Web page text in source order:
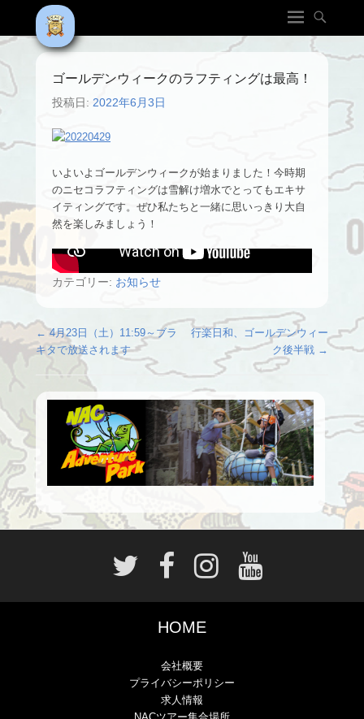
ゴールデンウィークのラフティングは最高！
投稿日: 2022年6月3日
いよいよゴールデンウィークが始まりました！今時期
のニセコラフティングは雪解け増水でとってもエキサ
イティングです。ぜひ私たちと一緒に思いっきり大自
然を楽しみましょう！
カテゴリー: お知らせ
投稿ナビゲーション
←4月23日（土）11:59～ブラ
キタで放送されます
行楽日和、ゴールデンウィー
ク後半戦 →
HOME
会社概要
プライバシーポリシー
求人情報